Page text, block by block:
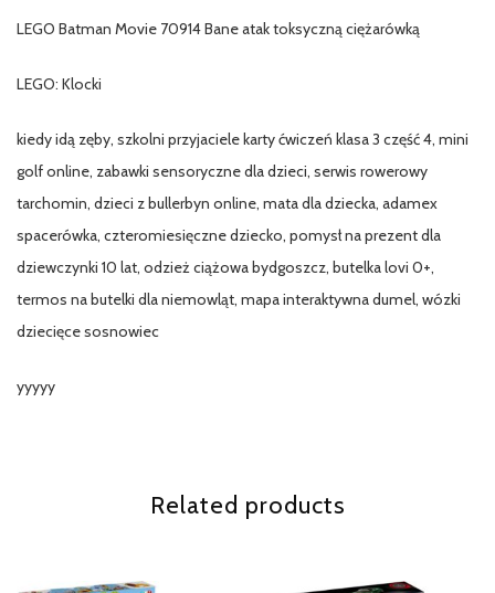
LEGO Batman Movie 70914 Bane atak toksyczną ciężarówką
LEGO: Klocki
kiedy idą zęby, szkolni przyjaciele karty ćwiczeń klasa 3 część 4, mini
golf online, zabawki sensoryczne dla dzieci, serwis rowerowy
tarchomin, dzieci z bullerbyn online, mata dla dziecka, adamex
spacerówka, czteromiesięczne dziecko, pomysł na prezent dla
dziewczynki 10 lat, odzież ciążowa bydgoszcz, butelka lovi 0+,
termos na butelki dla niemowląt, mapa interaktywna dumel, wózki
dziecięce sosnowiec
yyyyy
Related products